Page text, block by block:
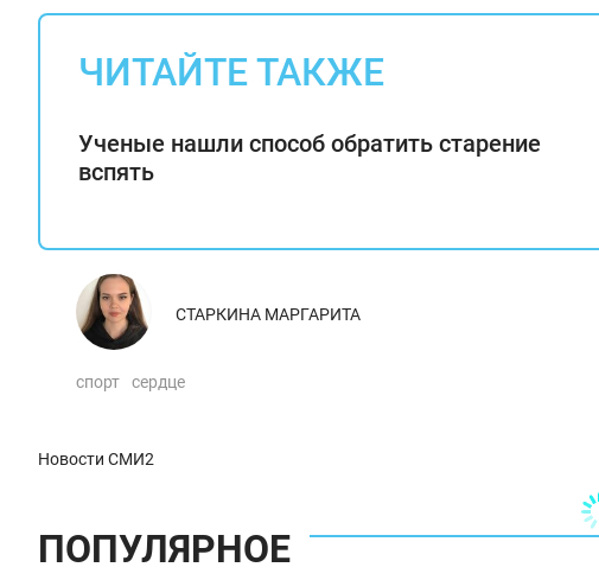
ЧИТАЙТЕ ТАКЖЕ
Ученые нашли способ обратить старение
вспять
СТАРКИНА МАРГАРИТА
спорт сердце
Новости СМИ2
ПОПУЛЯРНОЕ